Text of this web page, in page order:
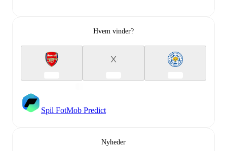
Hvem vinder?
X
Spil FotMob Predict
Nyheder